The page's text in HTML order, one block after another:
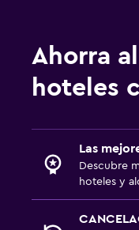
Ahorra
hoteles
Las
Descubre
hoteles y